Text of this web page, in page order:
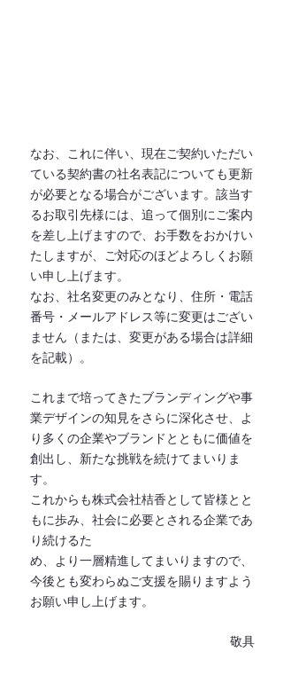
なお、これに伴い、現在ご契約いただい
ている契約書の社名表記についても更新
が必要となる場合がございます。該当す
るお取引先様には、追って個別にご案内
を差し上げますので、お⼿数をおかけい
たしますが、ご対応のほどよろしくお願
い申し上げます。
なお、社名変更のみとなり、住所・電話
番号・メールアドレス等に変更はござい
ません（または、変更がある場合は詳細
を記載）。
これまで培ってきたブランディングや事
業デザインの知⾒をさらに深化させ、よ
り多くの企業やブランドとともに価値を
創出し、新たな挑戦を続けてまいりま
す。
これからも株式会社桔⾹として皆様とと
もに歩み、社会に必要とされる企業であ
り続けるた
め、より⼀層精進してまいりますので、
今後とも変わらぬご⽀援を賜りますよう
お願い申し上げます。
敬具